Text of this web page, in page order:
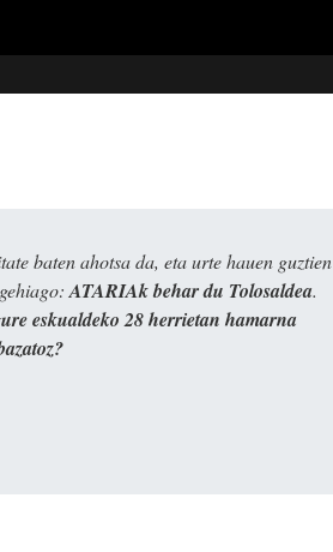
baten ahotsa da, eta urte hauen guztien
ATARIAk behar du Tolosaldea.
eskualdeko 28 herrietan hamarna